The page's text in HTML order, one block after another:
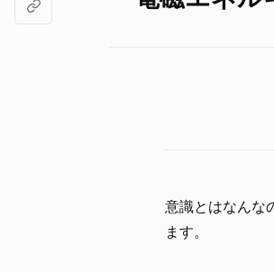
意識とはなん
ます。